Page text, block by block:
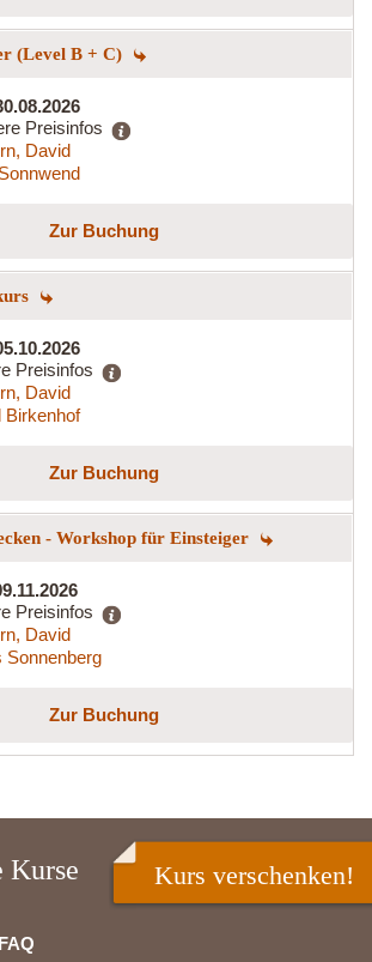
(Level B + C)
Preisinfos
David
Zur Buchung
Preisinfos
David
Birkenhof
Zur Buchung
- Workshop für Einsteiger
Preisinfos
David
Sonnenberg
Zur Buchung
Kurse Kurs verschenken!